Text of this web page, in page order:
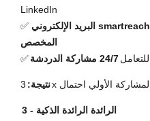
LinkedIn
✅
البريد الإلكتروني smartreach
المخصص
✅
للتعامل24/7 مشاركة الدردشة
نتيجة:
3 - الرائدة الرائدة الذكية